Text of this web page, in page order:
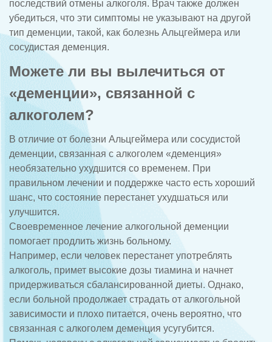
последствий отмены алкоголя. Врач также должен
убедиться, что эти симптомы не указывают на другой
тип деменции, такой, как болезнь Альцгеймера или
сосудистая деменция.
Можете ли вы вылечиться от
«деменции», связанной с
алкоголем?
В отличие от болезни Альцгеймера или сосудистой
деменции, связанная с алкоголем «деменция»
необязательно ухудшится со временем. При
правильном лечении и поддержке часто есть хороший
шанс, что состояние перестанет ухудшаться или
улучшится.
Своевременное лечение алкогольной деменции
помогает продлить жизнь больному.
Например, если человек перестанет употреблять
алкоголь, примет высокие дозы тиамина и начнет
придерживаться сбалансированной диеты. Однако,
если больной продолжает страдать от алкогольной
зависимости и плохо питается, очень вероятно, что
связанная с алкоголем деменция усугубится.